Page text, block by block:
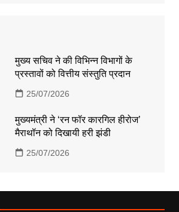
मुख्य सचिव ने की विभिन्न विभागों के
प्रस्तावों को वित्तीय संस्तुति प्रदान
25/07/2026
मुख्यमंत्री ने ‘रन फॉर कारगिल हीरोज’
मैराथॉन को दिखायी हरी झंडी
25/07/2026